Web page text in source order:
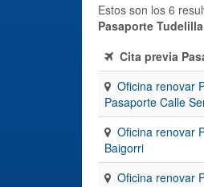
Estos son los 6
Pasaporte Tudelilla
Cita previa
Oficina renovar
Pasaporte Calle
Oficina renovar
Baigorri
Oficina renovar